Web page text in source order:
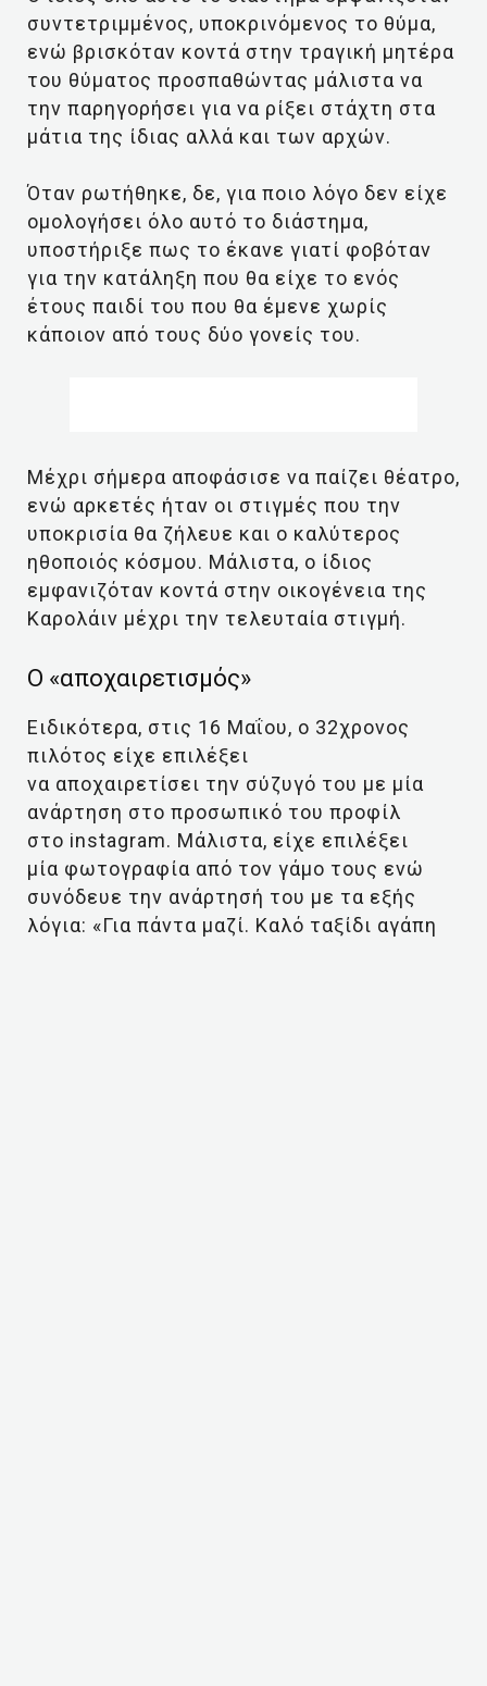
συντετριμμένος, υποκρινόμενος το θύμα,
ενώ βρισκόταν κοντά στην τραγική μητέρα
του θύματος προσπαθώντας μάλιστα να
την παρηγορήσει για να ρίξει στάχτη στα
μάτια της ίδιας αλλά και των αρχών.
Όταν ρωτήθηκε, δε, για ποιο λόγο δεν είχε
ομολογήσει όλο αυτό το διάστημα,
υποστήριξε πως το έκανε γιατί φοβόταν
για την κατάληξη που θα είχε το ενός
έτους παιδί του που θα έμενε χωρίς
κάποιον από τους δύο γονείς του.
Μέχρι σήμερα αποφάσισε να παίζει θέατρο,
ενώ αρκετές ήταν οι στιγμές που την
υποκρισία θα ζήλευε και ο καλύτερος
ηθοποιός κόσμου. Μάλιστα, ο ίδιος
εμφανιζόταν κοντά στην οικογένεια της
Καρολάιν μέχρι την τελευταία στιγμή.
Ο «αποχαιρετισμός»
Ειδικότερα, στις 16 Μαΐου, ο 32χρονος
πιλότος είχε επιλέξει
να αποχαιρετίσει την σύζυγό του με μία
ανάρτηση στο προσωπικό του προφίλ
στο instagram. Μάλιστα, είχε επιλέξει
μία φωτογραφία από τον γάμο τους ενώ
συνόδευε την ανάρτησή του με τα εξής
λόγια: «Για πάντα μαζί. Καλό ταξίδι αγάπη